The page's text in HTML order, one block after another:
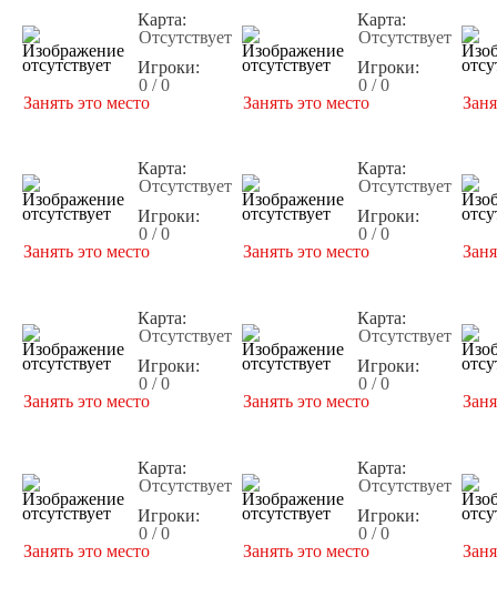
Карта:
Отсутствует
Игроки:
0 / 0
Занять это место
Карта:
Отсутствует
Игроки:
0 / 0
Занять это место
Карта:
Отсутствует
Игроки:
0 / 0
Занять это место
Карта:
Отсутствует
Игроки:
0 / 0
Занять это место
Карта:
Отсутствует
Игроки:
0 / 0
Занять это место
Карта:
Отсутствует
Игроки:
0 / 0
Занять это место
Карта:
Отсутствует
Игроки:
0 / 0
Занять это место
Карта:
Отсутствует
Игроки:
0 / 0
Занять это место